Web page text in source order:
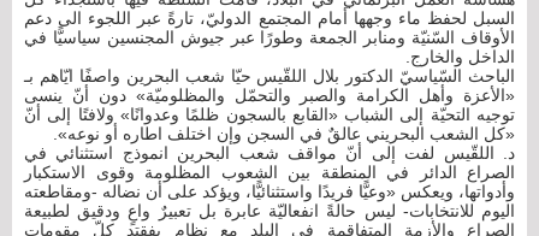
السبل لحفظ ماء وجهها أمام المجتمع الدوليّ، تارةً عبر اللجوء الى دعم
الأوقاف السّنيّة ومنابر الجمعة وطورًا عبر جيوش المجنسين سياسيًّا في
الداخل والخارج.
الباحث السّياسيّ الدكتور بلال اللقّيس حيّا شعب البحرين واصفًا ايّاهم بـ
«الأعزة وأهل الكرامة والصبر والتحمّل والمظلوميّة» دون أنّ ينسى
توجيه التحيّة إلى الشباب «القابع بالسجون ظلمًا وعدوانًا» ولافتًا إلى أنّ
«كل الشعب البحريني عالقٌ في السجن وإن اختلف اطاره أو نوعه».
د. اللقّيس لفت إلى أنّ مواقف شعب البحرين انموذج استثنائي في
الصراع الدائر في المنطقة بين الشعوب المظلومة وقوى الاستكبار
وأدواتها، ويعكس «وعيًّا فريدًا واستثنائيًّا، ويؤكد على أن نضاله -ومقاطعته
اليوم للانتخابات- ليس حالةً انفعاليّة عابرة بل تعبيرٌ واعٍ ودقيق لطبيعة
الصراع والأزمة المتفاقمة في البلد مع نظام يفقتد كلّ مقومات